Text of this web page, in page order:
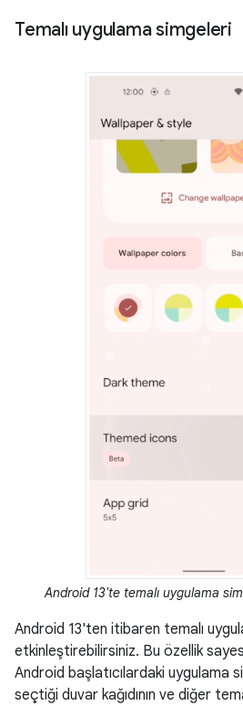
Temalı uygulama simgeleri
Android 13'te temalı uygulama
Android 13'ten itibaren temalı
etkinleştirebilirsiniz. Bu özellik
Android başlatıcılardaki uygulama
seçtiği duvar kağıdının ve diğer